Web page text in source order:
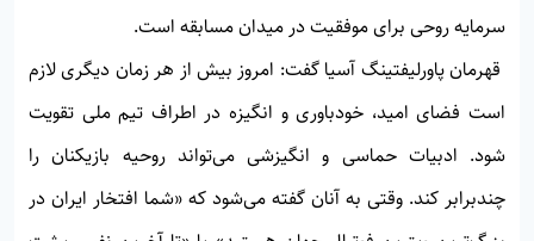
سرمایه روحی برای موفقیت در میدان مسابقه است.
قهرمان پاورلیفتینگ آسیا گفت: امروز بیش از هر زمان دیگری لازم
است فضای امید، خودباوری و انگیزه در اطراف تیم ملی تقویت
شود. ادبیات حماسی و انگیزشی می‌تواند روحیه بازیکنان را
چندبرابر کند. وقتی به آنان گفته می‌شود که «شما افتخار ایران در